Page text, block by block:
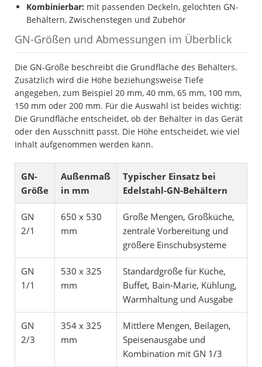
Kombinierbar: mit passenden Deckeln, gelochten GN-
Behältern, Zwischenstegen und Zubehör
GN-Größen und Abmessungen im Überblick
Die GN-Größe beschreibt die Grundfläche des Behälters.
Zusätzlich wird die Höhe beziehungsweise Tiefe
angegeben, zum Beispiel 20 mm, 40 mm, 65 mm, 100 mm,
150 mm oder 200 mm. Für die Auswahl ist beides wichtig:
Die Grundfläche entscheidet, ob der Behälter in das Gerät
oder den Ausschnitt passt. Die Höhe entscheidet, wie viel
Inhalt aufgenommen werden kann.
GN-
Größe
Außenmaß
in mm
Typischer Einsatz bei
Edelstahl-GN-Behältern
GN
2/1
650 x 530
mm
Große Mengen, Großküche,
zentrale Vorbereitung und
größere Einschubsysteme
GN
1/1
530 x 325
mm
Standardgröße für Küche,
Buffet, Bain-Marie, Kühlung,
Warmhaltung und Ausgabe
GN
2/3
354 x 325
mm
Mittlere Mengen, Beilagen,
Speisenausgabe und
Kombination mit GN 1/3